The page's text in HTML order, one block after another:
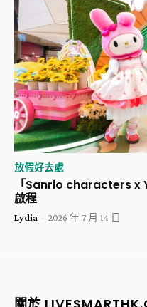
放假好去處
「Sanrio characters x
啟程
Lydia - 2026 年 7 月 14 日